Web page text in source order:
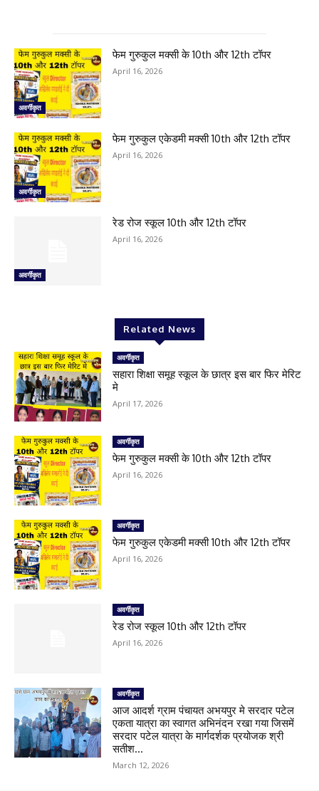
अवर्गीकृत
फेम गुरुकुल मक्सी के 10th और 12th टॉपर
April 16, 2026
अवर्गीकृत
फेम गुरुकुल एकेडमी मक्सी 10th और 12th टॉपर
April 16, 2026
अवर्गीकृत
रेड रोज स्कूल 10th और 12th टॉपर
April 16, 2026
Related News
अवर्गीकृत
सहारा शिक्षा समूह स्कूल के छात्र इस बार फिर मेरिट
मे
April 17, 2026
अवर्गीकृत
फेम गुरुकुल मक्सी के 10th और 12th टॉपर
April 16, 2026
अवर्गीकृत
फेम गुरुकुल एकेडमी मक्सी 10th और 12th टॉपर
April 16, 2026
अवर्गीकृत
रेड रोज स्कूल 10th और 12th टॉपर
April 16, 2026
अवर्गीकृत
आज आदर्श ग्राम पंचायत अभयपुर मे सरदार पटेल
एकता यात्रा का स्वागत अभिनंदन रखा गया जिसमें
सरदार पटेल यात्रा के मार्गदर्शक प्रयोजक श्री
सतीश...
March 12, 2026